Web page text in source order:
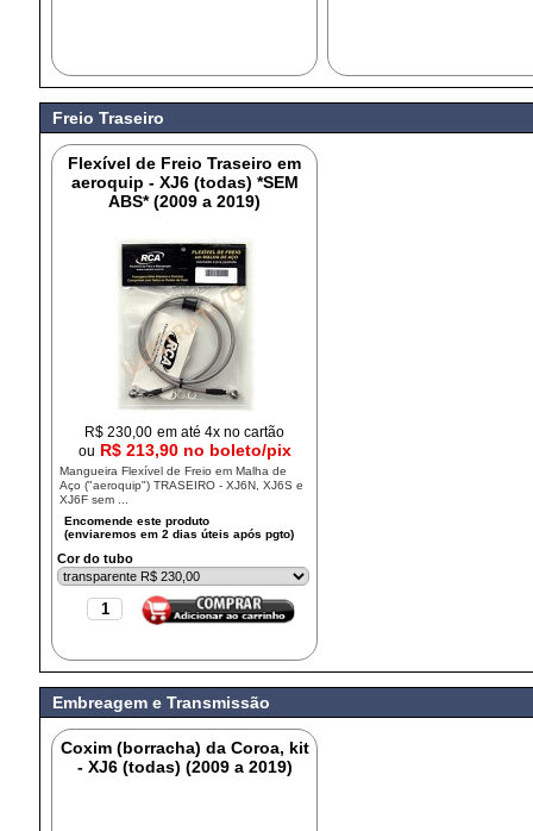
Freio Traseiro
Flexível de Freio Traseiro em
aeroquip - XJ6 (todas) *SEM
ABS* (2009 a 2019)
R$230,00 em até 4x no cartão
ou R$ 213,90 no boleto/pix
Mangueira Flexível de Freio em Malha de
Aço ("aeroquip") TRASEIRO - XJ6N, XJ6S e
XJ6F sem ...
Cor do tubo
Embreagem e Transmissão
Coxim (borracha) da Coroa, kit
- XJ6 (todas) (2009 a 2019)